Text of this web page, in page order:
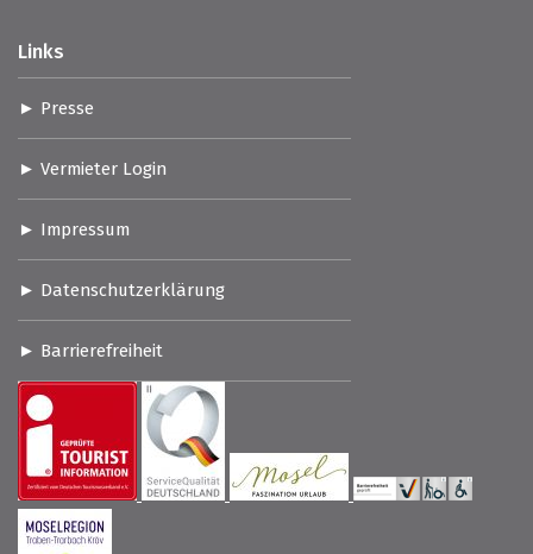
Links
Presse
Vermieter Login
Impressum
Datenschutzerklärung
Barrierefreiheit